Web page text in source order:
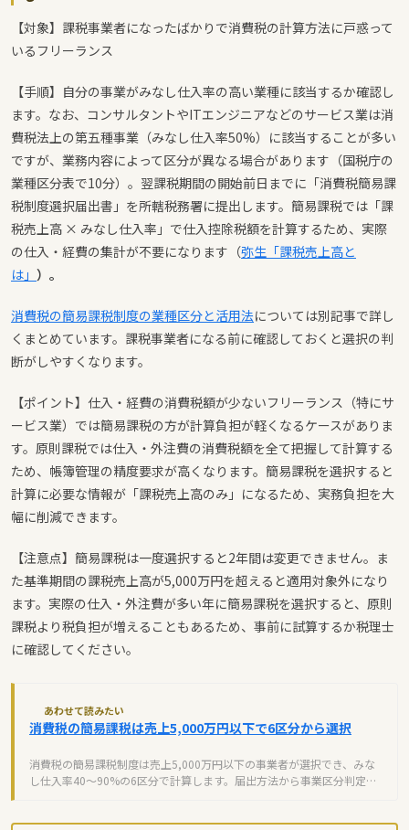
【対象】課税事業者になったばかりで消費税の計算方法に戸惑って
いるフリーランス
【手順】自分の事業がみなし仕入率の高い業種に該当するか確認し
ます。なお、コンサルタントやITエンジニアなどのサービス業は消
費税法上の第五種事業（みなし仕入率50%）に該当することが多い
ですが、業務内容によって区分が異なる場合があります（国税庁の
業種区分表で10分）。翌課税期間の開始前日までに「消費税簡易課
税制度選択届出書」を所轄税務署に提出します。簡易課税では「課
税売上高 × みなし仕入率」で仕入控除税額を計算するため、実際
の仕入・経費の集計が不要になります（弥生「課税売上高と
は」 ）。
消費税の簡易課税制度の業種区分と活用法については別記事で詳し
くまとめています。課税事業者になる前に確認しておくと選択の判
断がしやすくなります。
【ポイント】仕入・経費の消費税額が少ないフリーランス（特にサ
ービス業）では簡易課税の方が計算負担が軽くなるケースがありま
す。原則課税では仕入・外注費の消費税額を全て把握して計算する
ため、帳簿管理の精度要求が高くなります。簡易課税を選択すると
計算に必要な情報が「課税売上高のみ」になるため、実務負担を大
幅に削減できます。
【注意点】簡易課税は一度選択すると2年間は変更できません。ま
た基準期間の課税売上高が5,000万円を超えると適用対象外になり
ます。実際の仕入・外注費が多い年に簡易課税を選択すると、原則
課税より税負担が増えることもあるため、事前に試算するか税理士
に確認してください。
あわせて読みたい
消費税の簡易課税は売上5,000万円以下で6区分から選択
消費税の簡易課税制度は売上5,000万円以下の事業者が選択でき、みな
し仕入率40～90%の6区分で計算します。届出方法から事業区分判定、